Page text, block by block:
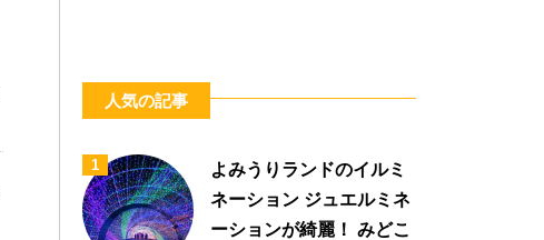
人気の記事
1
よみうりランドのイルミ
ネーション ジュエルミネ
ーションが綺麗！ みどこ